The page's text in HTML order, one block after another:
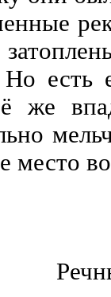
Но есть
же
место